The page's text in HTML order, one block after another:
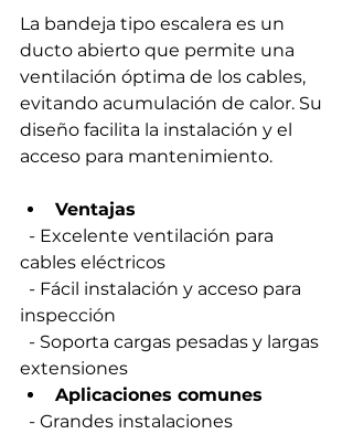
La bandeja tipo escalera es un
ducto abierto que permite una
ventilación óptima de los cables,
evitando acumulación de calor. Su
diseño facilita la instalación y el
acceso para mantenimiento.
Ventajas
cables eléctricos
inspección
extensiones
Aplicaciones comunes